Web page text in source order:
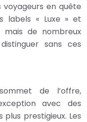
en quête
labels « Luxe » et
mais de nombreux
sans ces
de l’offre,
avec des
prestigieux. Les